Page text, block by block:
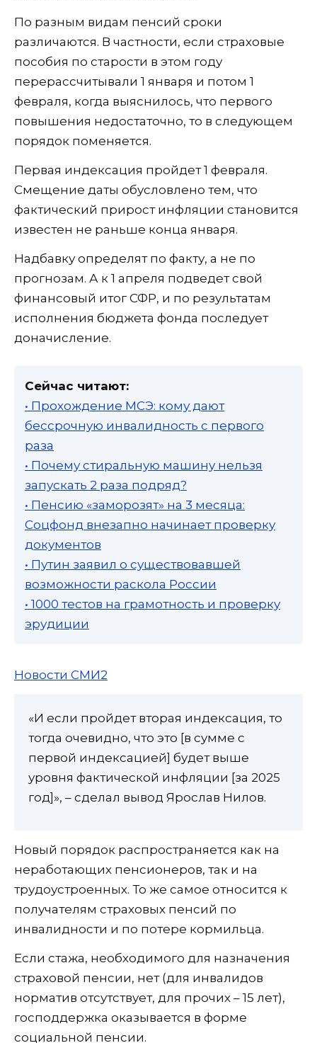
По разным видам пенсий сроки
различаются. В частности, если страховые
пособия по старости в этом году
перерассчитывали 1 января и потом 1
февраля, когда выяснилось, что первого
повышения недостаточно, то в следующем
порядок поменяется.
Первая индексация пройдет 1 февраля.
Смещение даты обусловлено тем, что
фактический прирост инфляции становится
известен не раньше конца января.
Надбавку определят по факту, а не по
прогнозам. А к 1 апреля подведет свой
финансовый итог СФР, и по результатам
исполнения бюджета фонда последует
доначисление.
Сейчас читают:
• Прохождение МСЭ: кому дают
бессрочную инвалидность с первого
раза
• Почему стиральную машину нельзя
запускать 2 раза подряд?
• Пенсию «заморозят» на 3 месяца:
Соцфонд внезапно начинает проверку
документов
• Путин заявил о существовавшей
возможности раскола России
• 1000 тестов на грамотность и проверку
эрудиции
Новости СМИ2
«И если пройдет вторая индексация, то
тогда очевидно, что это [в сумме с
первой индексацией] будет выше
уровня фактической инфляции [за 2025
год]», – сделал вывод Ярослав Нилов.
Новый порядок распространяется как на
неработающих пенсионеров, так и на
трудоустроенных. То же самое относится к
получателям страховых пенсий по
инвалидности и по потере кормильца.
Если стажа, необходимого для назначения
страховой пенсии, нет (для инвалидов
норматив отсутствует, для прочих – 15 лет),
господдержка оказывается в форме
социальной пенсии.